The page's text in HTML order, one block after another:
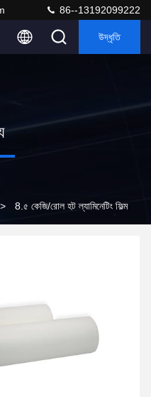
86--13192099222
উদ্ধৃতি
> 8.৫ কেজি/রোল হট ল্যামিনেটিং ফিল্ম